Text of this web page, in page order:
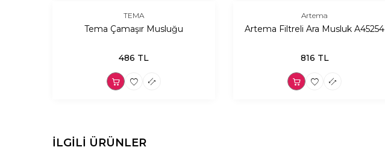
TEMA
Tema Çamaşır Musluğu
486 TL
Artema
Artema Filtreli Ara Musluk A45254
816 TL
İLGİLİ ÜRÜNLER